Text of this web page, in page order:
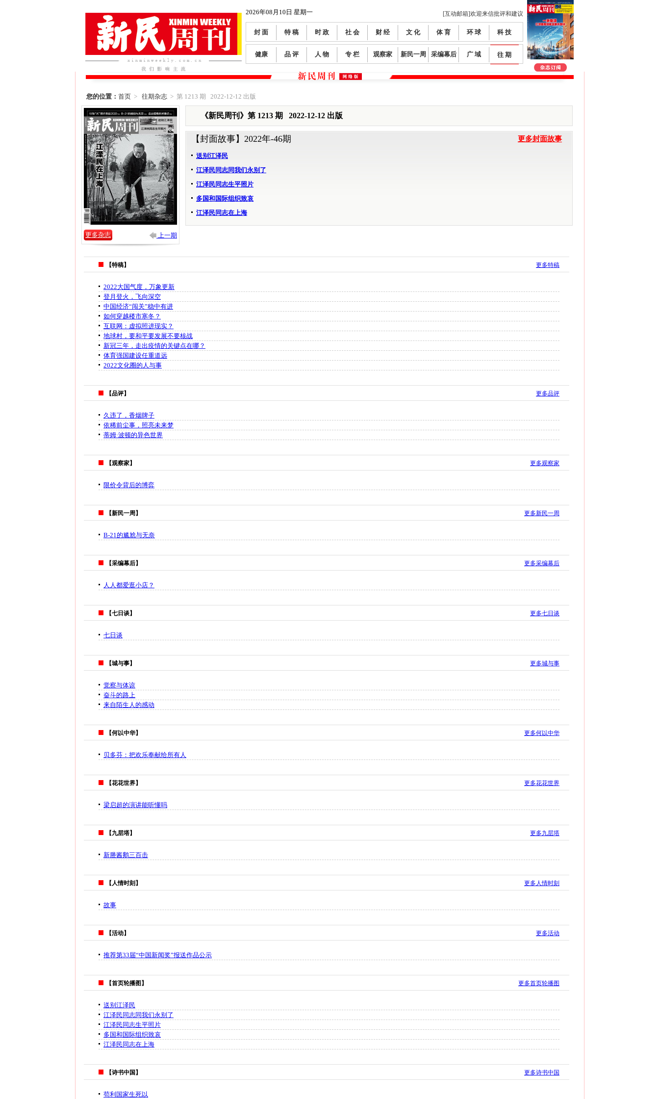
2026年08月10日 星期一 [互动邮箱]欢迎来信批评和建议
封 面 特 稿 时 政 社 会 财 经 文 化 体 育 环 球 科 技
健康 品 评 人 物 专 栏 观察家 新民一周 采编幕后 广 域 往 期
您的位置： 首页 > 往期杂志 > 第 1213 期 2022-12-12 出版
更多杂志 上一期
《新民周刊》第 1213 期 2022-12-12 出版
【封面故事】 2022年-46期 更多封面故事
送别江泽民
江泽民同志同我们永别了
江泽民同志生平照片
多国和国际组织致哀
江泽民同志在上海
【特稿】 更多特稿
2022大国气度，万象更新
登月登火，飞向深空
中国经济“闯关”稳中有进
如何穿越楼市寒冬？
互联网：虚拟照进现实？
地球村，要和平要发展不要核战
新冠三年，走出疫情的关键点在哪？
体育强国建设任重道远
2022文化圈的人与事
【品评】 更多品评
久违了，香烟牌子
依稀前尘事，照亮未来梦
蒂姆·波顿的异色世界
【观察家】 更多观察家
限价令背后的博弈
【新民一周】 更多新民一周
B-21的尴尬与无奈
【采编幕后】 更多采编幕后
人人都爱逛小店？
【七日谈】 更多七日谈
七日谈
【城与事】 更多城与事
觉察与体谅
奋斗的路上
来自陌生人的感动
【何以中华】 更多何以中华
贝多芬：把欢乐奉献给所有人
【花花世界】 更多花花世界
梁启超的演讲能听懂吗
【九层塔】 更多九层塔
新塍酱鹅三百击
【人情时刻】 更多人情时刻
故事
【活动】 更多活动
推荐第33届“中国新闻奖”报送作品公示
【首页轮播图】 更多首页轮播图
送别江泽民
江泽民同志同我们永别了
江泽民同志生平照片
多国和国际组织致哀
江泽民同志在上海
【诗书中国】 更多诗书中国
苟利国家生死以